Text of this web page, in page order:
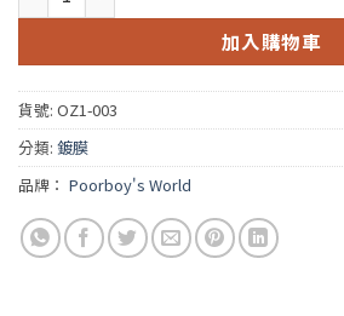
加入購物車
貨號: OZ1-003
分類: 鍍膜
品牌： Poorboy's World